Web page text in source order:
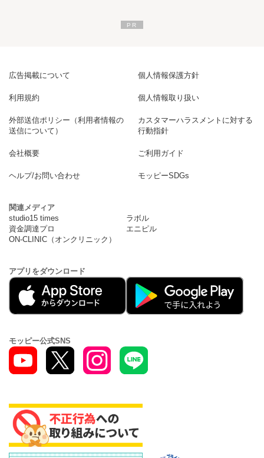
広告掲載について 個人情報保護方針
利用規約 個人情報取り扱い
外部送信ポリシー（利用者情報の
送信について）
カスタマーハラスメントに対する
行動指針
会社概要 ご利用ガイド
ヘルプ/お問い合わせ モッピーSDGs
関連メディア
studio15 times
ラボル
資金調達プロ
エニピル
ON-CLINIC（オンクリニック）
アプリをダウンロード
モッピー公式SNS